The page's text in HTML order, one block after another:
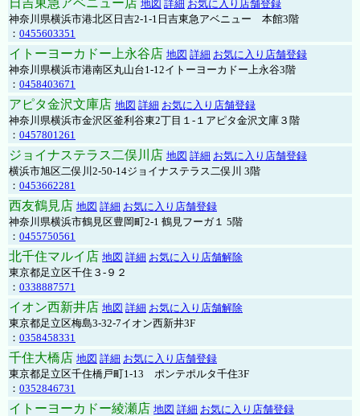
日吉東急アベニュー店 地図 詳細 お気に入り店舗登録
神奈川県横浜市港北区日吉2-1-1日吉東急アベニュー 本館3階
： 0455603351
イトーヨーカドー上永谷店 地図 詳細 お気に入り店舗登録
神奈川県横浜市港南区丸山台1-12イトーヨーカドー上永谷3階
： 0458403671
アピタ金沢文庫店 地図 詳細 お気に入り店舗登録
神奈川県横浜市金沢区釜利谷東2丁目１-１アピタ金沢文庫３階
： 0457801261
ジョイナステラス二俣川店 地図 詳細 お気に入り店舗登録
横浜市旭区二俣川2-50-14ジョイナステラス二俣川 3階
： 0453662281
西友鶴見店 地図 詳細 お気に入り店舗登録
神奈川県横浜市鶴見区豊岡町2-1 鶴見フーガ１ 5階
： 0455750561
北千住マルイ店 地図 詳細 お気に入り店舗解除
東京都足立区千住３-９２
： 0338887571
イオン西新井店 地図 詳細 お気に入り店舗解除
東京都足立区梅島3-32-7イオン西新井3F
： 0358458331
千住大橋店 地図 詳細 お気に入り店舗登録
東京都足立区千住橋戸町1-13 ポンテポルタ千住3F
： 0352846731
イトーヨーカドー綾瀬店 地図 詳細 お気に入り店舗登録